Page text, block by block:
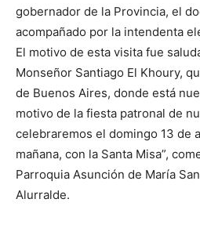
gobernador de la Provincia, el
acompañado por la intendenta
El motivo de esta visita fue
Monseñor Santiago El Khoury,
de Buenos Aires, donde está
motivo de la fiesta patronal de
celebraremos el domingo 13 de
mañana, con la Santa Misa”,
Parroquia Asunción de María
Alurralde.